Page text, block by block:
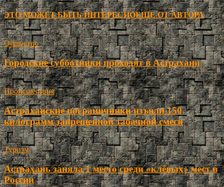
ЭТО МОЖЕТ БЫТЬ ИНТЕРЕСНОЕЩЕ ОТ АВТОРА
Общество
Городские субботники проходят в Астрахани
Происшествия
Астраханские пограничники изъяли 150
килограмм запрещенной табачной смеси
Туризм
Астрахань заняла 1 место среди «клёвых» мест в
России